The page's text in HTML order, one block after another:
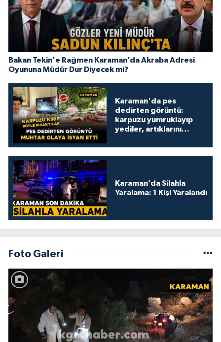
Bakan Tekin'e Rağmen Karaman’da Akraba Adresi
Oyununa Müdür Dur Diyecek mi?
Karaman'da pes
dedirten görüntü:
karpuzu yumruklayıp
yediler, artıklarını
Karaman’da Silahla
Yaralama: 1 Kişi Yaralandı
Foto Galeri